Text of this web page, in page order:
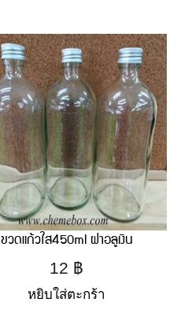
ขวดแก้วใส450ml ฝาอลูเงิน
12 ฿
หยิบใส่ตะกร้า